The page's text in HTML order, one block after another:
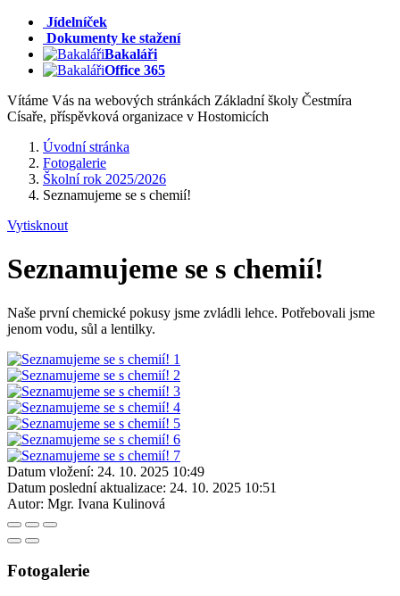
Jídelníček
Dokumenty ke stažení
Bakaláři
Office 365
Vítáme Vás na webových stránkách Základní školy Čestmíra
Císaře, příspěvková organizace v Hostomicích
Úvodní stránka
Fotogalerie
Školní rok 2025/2026
Seznamujeme se s chemií!
Vytisknout
Seznamujeme se s chemií!
Naše první chemické pokusy jsme zvládli lehce. Potřebovali jsme
jenom vodu, sůl a lentilky.
Datum vložení: 24. 10. 2025 10:49
Datum poslední aktualizace: 24. 10. 2025 10:51
Autor: Mgr. Ivana Kulinová
Fotogalerie